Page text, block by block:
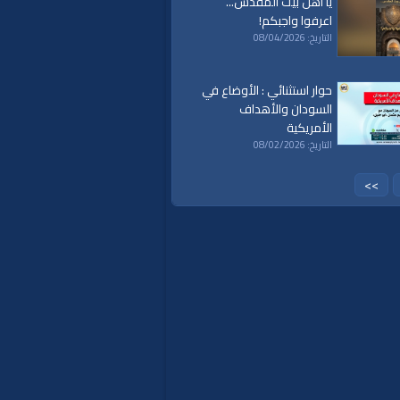
al waqiaa
اعرفوا واجبكم!
التاريخ: 08/04/2026
حوار استثنائي : الأوضاع في
السودان والأهداف
الأمريكية
التاريخ: 08/02/2026
>>